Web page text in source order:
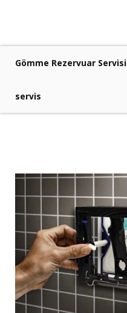
Gömme Rezervuar Servisi
servis